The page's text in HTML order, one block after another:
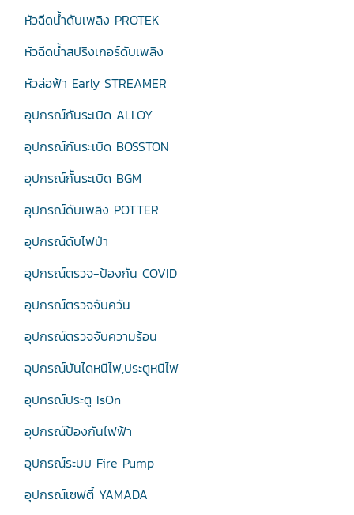
หัวฉีดน้ำดับเพลิง PROTEK
หัวฉีดน้ำสปริงเกอร์ดับเพลิง
หัวล่อฟ้า Early STREAMER
อุปกรณ์กันระเบิด ALLOY
อุปกรณ์กันระเบิด BOSSTON
อุปกรณ์กัันระเบิด BGM
อุปกรณ์ดับเพลิง POTTER
อุปกรณ์ดับไฟป่า
อุปกรณ์ตรวจ-ป้องกัน COVID
อุปกรณ์ตรวจจับควัน
อุปกรณ์ตรวจจับความร้อน
อุปกรณ์บันไดหนีไฟ,ประตูหนีไฟ
อุปกรณ์ประตู IsOn
อุปกรณ์ป้องกันไฟฟ้า
อุปกรณ์ระบบ Fire Pump
อุปกรณ์เซฟตี้ YAMADA